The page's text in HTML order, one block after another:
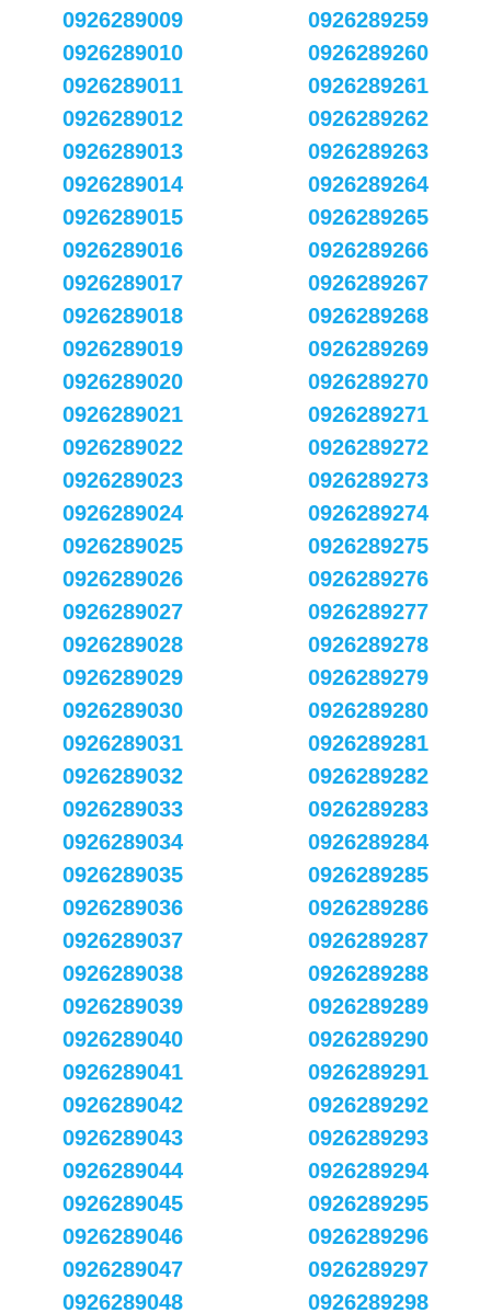
0926289009
0926289010
0926289011
0926289012
0926289013
0926289014
0926289015
0926289016
0926289017
0926289018
0926289019
0926289020
0926289021
0926289022
0926289023
0926289024
0926289025
0926289026
0926289027
0926289028
0926289029
0926289030
0926289031
0926289032
0926289033
0926289034
0926289035
0926289036
0926289037
0926289038
0926289039
0926289040
0926289041
0926289042
0926289043
0926289044
0926289045
0926289046
0926289047
0926289048
0926289259
0926289260
0926289261
0926289262
0926289263
0926289264
0926289265
0926289266
0926289267
0926289268
0926289269
0926289270
0926289271
0926289272
0926289273
0926289274
0926289275
0926289276
0926289277
0926289278
0926289279
0926289280
0926289281
0926289282
0926289283
0926289284
0926289285
0926289286
0926289287
0926289288
0926289289
0926289290
0926289291
0926289292
0926289293
0926289294
0926289295
0926289296
0926289297
0926289298